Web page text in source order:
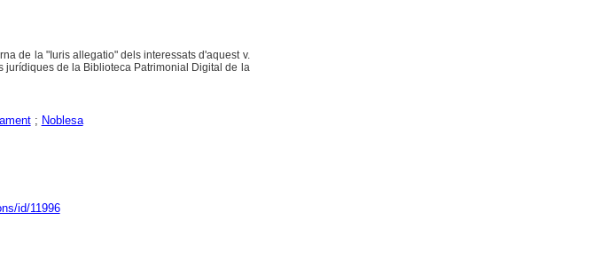
de la "Iuris allegatio" dels interessats d'aquest v.
jurídiques de la Biblioteca Patrimonial Digital de la
; Noblesa
id/11996